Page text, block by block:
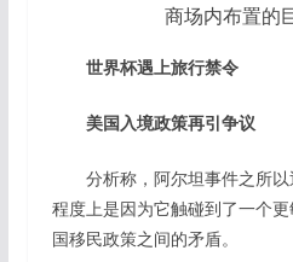
商场内布置的
世界杯遇上旅行禁令
美国入境政策再引争议
分析称，阿尔坦事件之所以
程度上是因为它触碰到了一个
国移民政策之间的矛盾。